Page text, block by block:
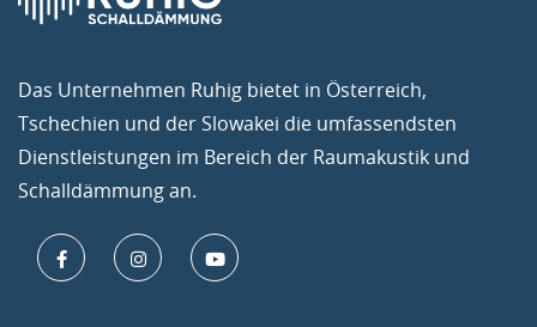
Das Unternehmen Ruhig bietet in Österreich,
Tschechien und der Slowakei die umfassendsten
Dienstleistungen im Bereich der Raumakustik und
Schalldämmung an.